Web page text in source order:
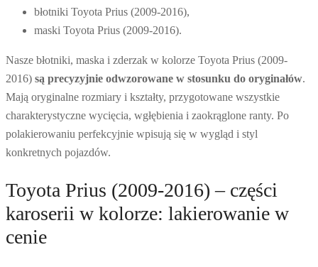
błotniki Toyota Prius (2009-2016),
maski Toyota Prius (2009-2016).
Nasze błotniki, maska i zderzak w kolorze Toyota Prius (2009-
2016) są precyzyjnie odwzorowane w stosunku do oryginałów.
Mają oryginalne rozmiary i kształty, przygotowane wszystkie
charakterystyczne wycięcia, wgłębienia i zaokrąglone ranty. Po
polakierowaniu perfekcyjnie wpisują się w wygląd i styl
konkretnych pojazdów.
Toyota Prius (2009-2016) – części
karoserii w kolorze: lakierowanie w
cenie